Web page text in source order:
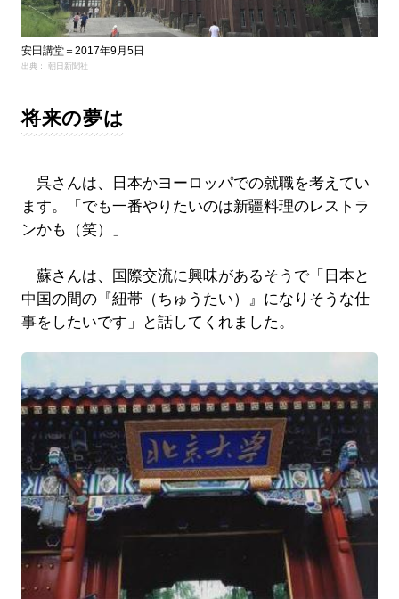
安田講堂＝2017年9月5日
出典： 朝日新聞社
将来の夢は
呉さんは、日本かヨーロッパでの就職を考えてい
ます。「でも一番やりたいのは新疆料理のレストラ
ンかも（笑）」
蘇さんは、国際交流に興味があるそうで「日本と
中国の間の『紐帯（ちゅうたい）』になりそうな仕
事をしたいです」と話してくれました。